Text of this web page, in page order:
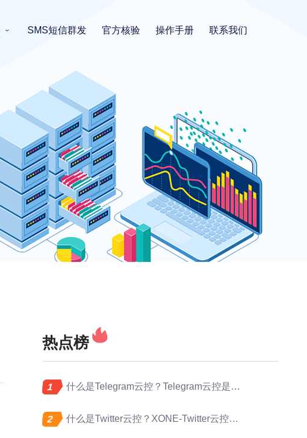
SMS短信群发 官方核验 操作手册 联系我们
热点榜
什么是Telegram云控？Telegram云控是做什么的？
什么是Twitter云控？XONE-Twitter云控是做什么的？